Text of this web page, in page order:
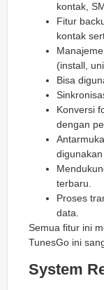
kontak,
Fitur
kontak
(install,
Bisa
Konversi
dengan
terbaru.
Proses
data.
Semua fitur ini
TunesGo ini
System